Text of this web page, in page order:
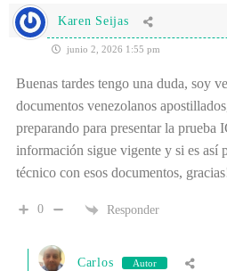
Karen Seijas
junio 2, 2026 1:55 pm
Buenas tardes tengo una duda, soy
documentos venezolanos
preparando para presentar la prueba
información sigue vigente y si es así
técnico con esos documentos,
0 Responder
Carlos Autor